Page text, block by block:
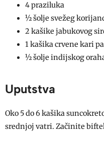
4 praziluka
½ šolje svežeg
2 kašike jabukovog
1 kašika crvene kari
½ šolje indijskog
Uputstva
Oko 5 do 6 kašika
srednjoj vatri. Začinite